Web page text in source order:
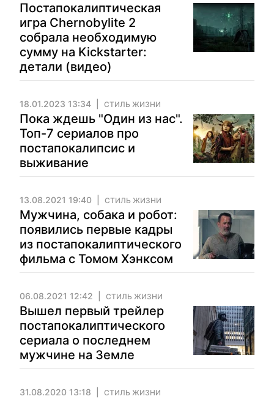
Постапокалиптическая
игра Chernobylite 2
собрала необходимую
сумму на Kickstarter:
детали (видео)
18.01.2023 13:34 СТИЛЬ ЖИЗНИ
Пока ждешь "Один из нас".
Топ-7 сериалов про
постапокалипсис и
выживание
13.08.2021 19:40 СТИЛЬ ЖИЗНИ
Мужчина, собака и робот:
появились первые кадры
из постапокалиптического
фильма с Томом Хэнксом
06.08.2021 12:42 СТИЛЬ ЖИЗНИ
Вышел первый трейлер
постапокалиптического
сериала о последнем
мужчине на Земле
31.08.2020 13:18 СТИЛЬ ЖИЗНИ